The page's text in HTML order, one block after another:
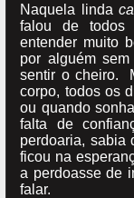
Naquela linda
falou de todos
entender muito
por alguém
sentir o cheiro.
corpo, todos os
ou quando
falta de
perdoaria, sabia
ficou na
a perdoasse de
falar.